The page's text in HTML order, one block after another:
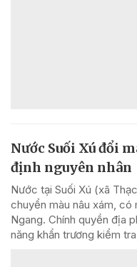
Nước Suối Xú đổi
định nguyên nhân
Nước tại Suối Xú (xã
chuyển màu nâu xám, có
Ngang. Chính quyền địa
năng khẩn trương kiểm